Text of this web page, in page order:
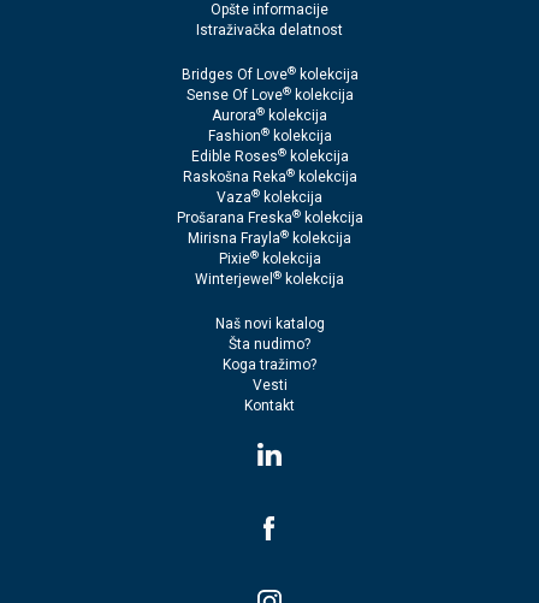
Opšte informacije
Istraživačka delatnost
Bridges Of Love®kolekcija
Sense Of Love®kolekcija
Aurora® kolekcija
Fashion®kolekcija
Edible Roses®kolekcija
Raskošna Reka®kolekcija
Vaza® kolekcija
Prošarana Freska®kolekcija
Mirisna Frayla® kolekcija
Pixie®kolekcija
Winterjewel ® kolekcija
Naš novi katalog
Šta nudimo?
Koga tražimo?
Vesti
Kontakt